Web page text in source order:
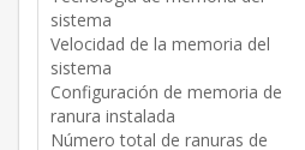
sistema
Velocidad de la memoria del
sistema
Configuración de memoria de
ranura instalada
Número total de ranuras de